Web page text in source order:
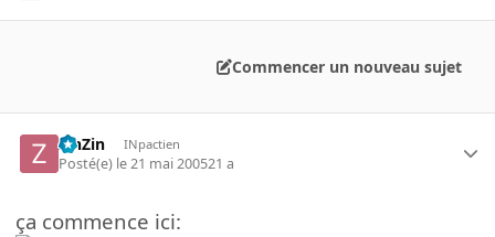
Commencer un nouveau sujet
ZinZin INpactien
Posté(e) le 21 mai 200521 a
ça commence ici: